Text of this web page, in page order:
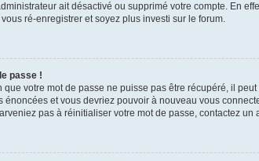
ait désactivé ou supprimé votre compte. En
ré-enregistrer et soyez plus investi sur le forum.
passe !
que votre mot de passe ne puisse pas être récupéré, il
énoncées et vous devriez pouvoir à nouveau vous
pas à réinitialiser votre mot de passe, contactez un